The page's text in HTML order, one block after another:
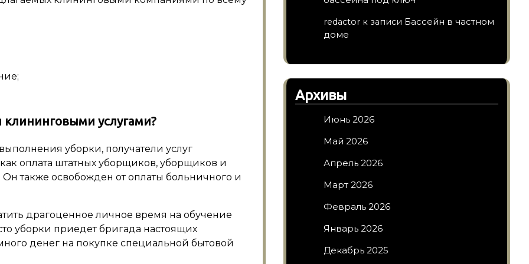
услугами?
уборки, получатели услуг
оплата штатных уборщиков, уборщиков и
Он также освобожден от оплаты больничного и
драгоценное личное время на обучение
уборки приедет бригада настоящих
денег на покупке специальной бытовой
redactor к записи Бассейн в частном
доме
Архивы
Июнь 2026
Май 2026
Апрель 2026
Март 2026
Февраль 2026
Январь 2026
Декабрь 2025